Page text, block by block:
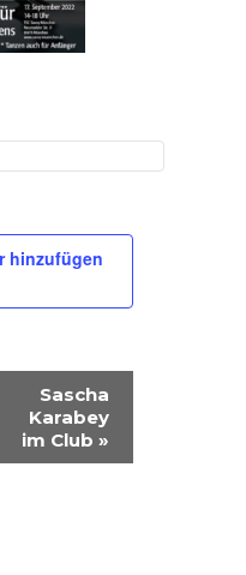
hinzufügen
Sascha
Karabey
im Club »